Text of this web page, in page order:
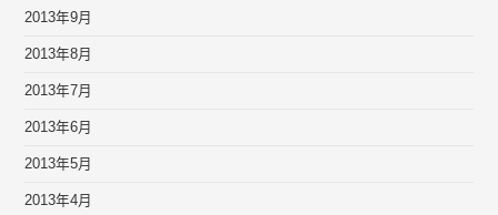
2013年9月
2013年8月
2013年7月
2013年6月
2013年5月
2013年4月